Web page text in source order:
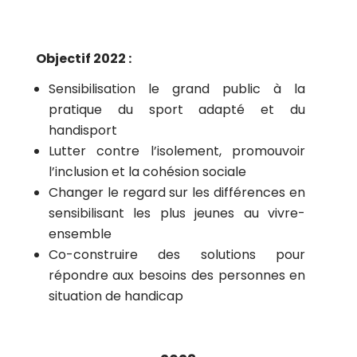
Objectif 2022 :
Sensibilisation le grand public à la
pratique du sport adapté et du
handisport
Lutter contre l’isolement, promouvoir
l’inclusion et la cohésion sociale
Changer le regard sur les différences en
sensibilisant les plus jeunes au vivre-
ensemble
Co-construire des solutions pour
répondre aux besoins des personnes en
situation de handicap